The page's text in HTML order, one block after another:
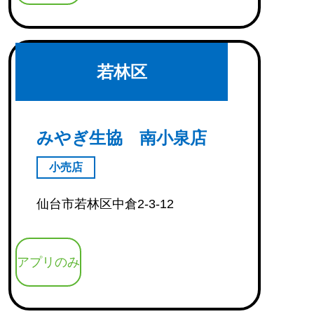
若林区
みやぎ生協 南小泉店
小売店
仙台市若林区中倉2-3-12
アプリのみ